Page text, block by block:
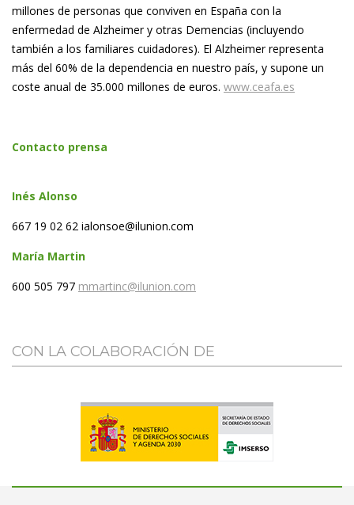
millones de personas que conviven en España con la
enfermedad de Alzheimer y otras Demencias (incluyendo
también a los familiares cuidadores). El Alzheimer representa
más del 60% de la dependencia en nuestro país, y supone un
coste anual de 35.000 millones de euros. www.ceafa.es
Contacto prensa
Inés Alonso
667 19 02 62 ialonsoe@ilunion.com
María Martin
600 505 797 mmartinc@ilunion.com
CON LA COLABORACIÓN DE